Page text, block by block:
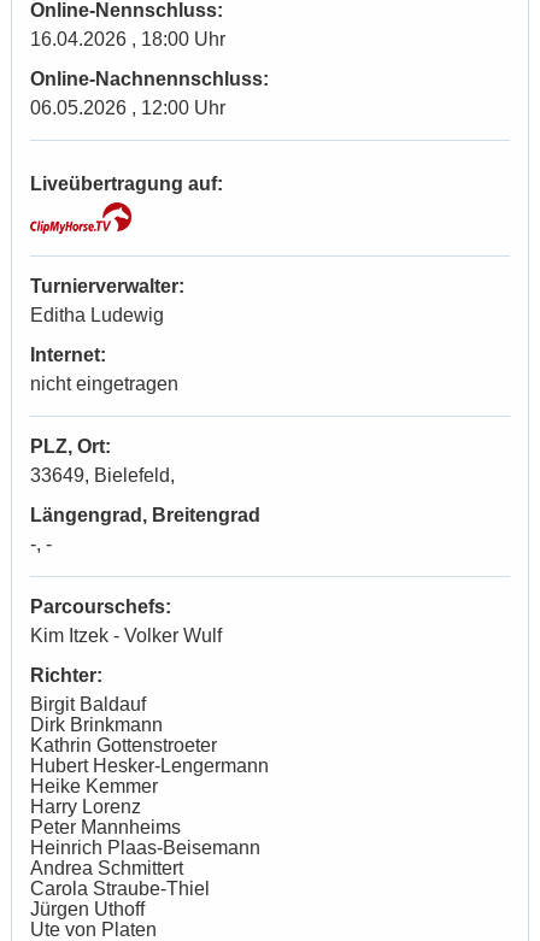
Online-Nennschluss:
16.04.2026 , 18:00 Uhr
Online-Nachnennschluss:
06.05.2026 , 12:00 Uhr
Liveübertragung auf:
Turnierverwalter:
Editha Ludewig
Internet:
nicht eingetragen
PLZ, Ort:
33649, Bielefeld,
Längengrad, Breitengrad
-, -
Parcourschefs:
Kim Itzek - Volker Wulf
Richter:
Birgit Baldauf
Dirk Brinkmann
Kathrin Gottenstroeter
Hubert Hesker-Lengermann
Heike Kemmer
Harry Lorenz
Peter Mannheims
Heinrich Plaas-Beisemann
Andrea Schmittert
Carola Straube-Thiel
Jürgen Uthoff
Ute von Platen